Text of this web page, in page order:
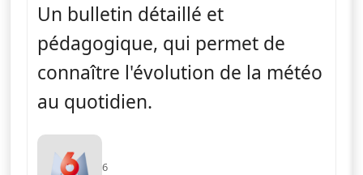
Un bulletin détaillé et
pédagogique, qui permet de
connaître l'évolution de la météo
au quotidien.
6